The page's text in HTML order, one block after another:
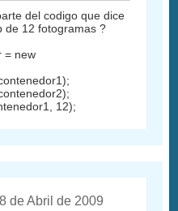
del codigo que dice
de 12 fotogramas ?
= new
12);
de Abril de 2009